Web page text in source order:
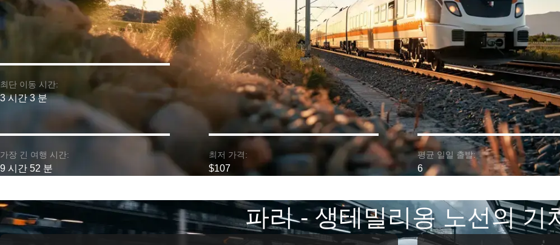
최단 이동 시간:
3 시간 3 분
가장 긴 여행 시간:
9 시간 52 분
최저 가격:
$107
평균 일일 출발:
6
파리 - 생테밀리옹 노선의 기